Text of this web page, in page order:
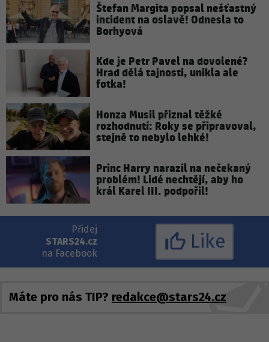
Štefan Margita popsal nešťastný
incident na oslavě! Odnesla to
Borhyová
Kde je Petr Pavel na dovolené?
Hrad dělá tajnosti, unikla ale
fotka!
Honza Musil přiznal těžké
rozhodnutí: Roky se připravoval,
stejně to nebylo lehké!
Princ Harry narazil na nečekaný
problém! Lidé nechtějí, aby ho
král Karel III. podpořil!
Přidej
STARS24.cz
na Facebook
Like
Máte pro nás TIP? redakce@stars24.cz